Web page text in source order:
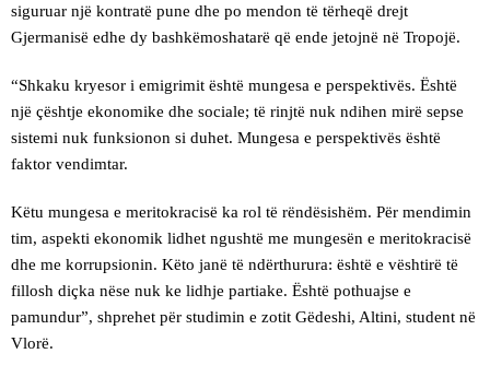
siguruar një kontratë pune dhe po mendon të tërheqë drejt
Gjermanisë edhe dy bashkëmoshatarë që ende jetojnë në Tropojë.
“Shkaku kryesor i emigrimit është mungesa e perspektivës. Është
një çështje ekonomike dhe sociale; të rinjtë nuk ndihen mirë sepse
sistemi nuk funksionon si duhet. Mungesa e perspektivës është
faktor vendimtar.
Këtu mungesa e meritokracisë ka rol të rëndësishëm. Për mendimin
tim, aspekti ekonomik lidhet ngushtë me mungesën e meritokracisë
dhe me korrupsionin. Këto janë të ndërthurura: është e vështirë të
fillosh diçka nëse nuk ke lidhje partiake. Është pothuajse e
pamundur”, shprehet për studimin e zotit Gëdeshi, Altini, student në
Vlorë.